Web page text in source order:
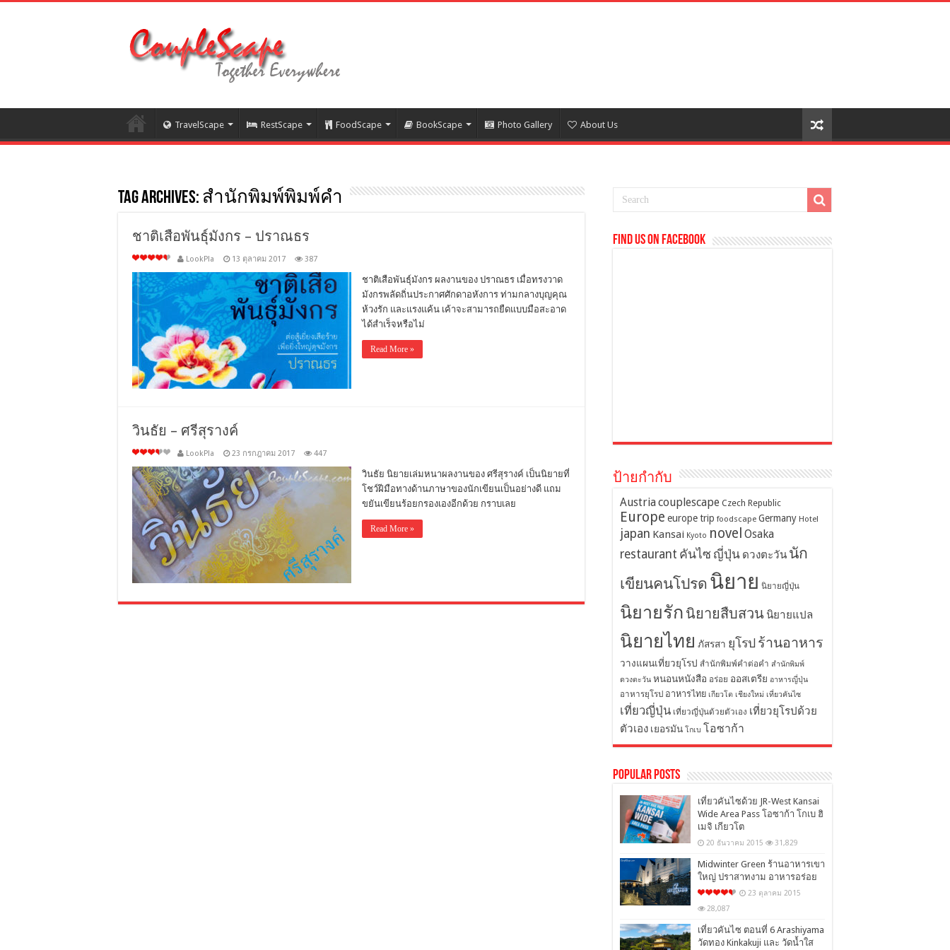
TravelScape RestScape FoodScape BookScape Photo Gallery About Us
Tag Archives: สำนักพิมพ์พิมพ์คำ
ชาติเสือพันธุ์มังกร – ปราณธร
LookPla 13 ตุลาคม 2017 387
ชาติเสือพันธุ์มังกร ผลงานของ ปราณธร เมื่อทรงวาด
มังกรพลัดถิ่นประกาศศักดาอหังการ ท่ามกลางบุญคุณ
ห้วงรัก และแรงแค้น เค้าจะสามารถยืดแบบมือสะอาด
ได้สำเร็จหรือไม่
Read More »
วินธัย – ศรีสุรางค์
LookPla 23 กรกฎาคม 2017 447
วินธัย นิยายเล่มหนาผลงานของ ศรีสุรางค์ เป็นนิยายที่
โชว์ฝีมือทางด้านภาษาของนักเขียนเป็นอย่างดี แถม
ขยันเขียนร้อยกรองเองอีกด้วย กราบเลย
Read More »
Find us on Facebook
ป้ายกำกับ
Austriacouplescape Czech Republic
Europe europe trip foodscape Germany Hotel
japan Kansai Kyoto novel Osaka
restaurant คันไซ ญี่ปุ่น ดวงตะวัน นัก
เขียนคนโปรด นิยาย นิยายญี่ปุ่น
นิยายรัก นิยายสืบสวน นิยายแปล
นิยายไทย ภัสรสา ยุโรป ร้านอาหาร
วางแผนเที่ยวยุโรป สำนักพิมพ์คำต่อคำ สำนักพิมพ์
ดวงตะวัน หนอนหนังสือ อร่อย ออสเตรีย อาหารญี่ปุ่น
อาหารยุโรป อาหารไทย เกียวโต เชียงใหม่ เที่ยวคันไซ
เที่ยวญี่ปุ่น เที่ยวญี่ปุ่นด้วยตัวเอง เที่ยวยุโรปด้วย
ตัวเอง เยอรมัน โกเบ โอซาก้า
Popular Posts
เที่ยวคันไซด้วย JR-West Kansai
Wide Area Pass โอซาก้า โกเบ ฮิ
เมจิ เกียวโต
20 ธันวาคม 2015 31,829
Midwinter Green ร้านอาหารเขา
ใหญ่ ปราสาทงาม อาหารอร่อย
23 ตุลาคม 2015
28,087
เที่ยวคันไซ ตอนที่ 6 Arashiyama
วัดทอง Kinkakuji และ วัดน้ำใส